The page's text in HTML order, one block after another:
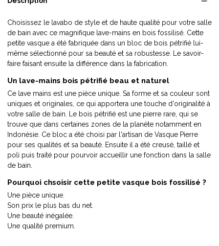
Choisissez le lavabo de style et de haute qualité pour votre salle
de bain avec ce magnifique lave-mains en bois fossilisé. Cette
petite vasque a été fabriquée dans un bloc de bois pétrifié lui-
même sélectionné pour sa beauté et sa robustesse. Le savoir-
faire faisant ensuite la différence dans la fabrication.
Un lave-mains bois pétrifié beau et naturel
Ce lave mains est une pièce unique. Sa forme et sa couleur sont
uniques et originales, ce qui apportera une touche d'originalité à
votre salle de bain. Le bois pétrifié est une pierre rare, qui se
trouve que dans certaines zones de la planète notamment en
Indonésie. Ce bloc a été choisi par l'artisan de Vasque Pierre
pour ses qualités et sa beauté. Ensuite il a été creusé, taillé et
poli puis traité pour pourvoir accueillir une fonction dans la salle
de bain.
Pourquoi chsoisir cette petite vasque bois fossilisé ?
Une pièce unique.
Son prix le plus bas du net.
Une beauté inégalée.
Une qualité premium.